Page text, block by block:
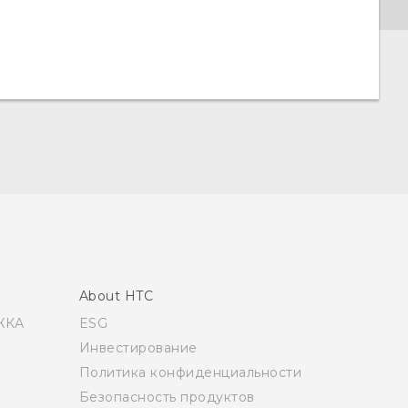
About HTC
ESG
Инвестирование
Политика конфиденциальности
Безопасность продуктов